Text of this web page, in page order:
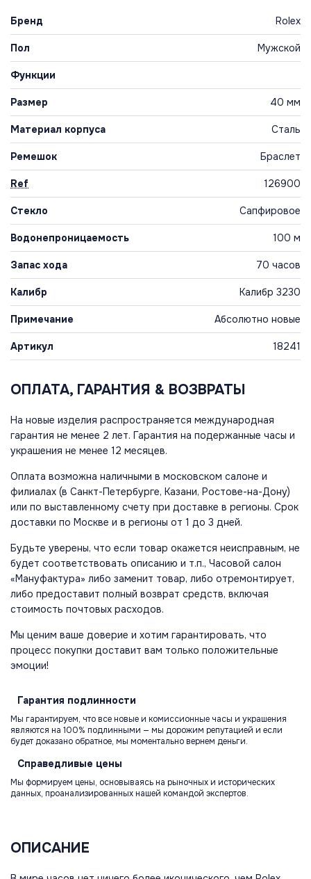
Бренд Rolex
Пол Мужской
Функции
Размер 40 мм
Материал корпуса Сталь
Ремешок Браслет
Ref 126900
Стекло Сапфировое
Водонепроницаемость 100 м
Запас хода 70 часов
Калибр Калибр 3230
Примечание Абсолютно новые
Артикул 18241
ОПЛАТА, ГАРАНТИЯ & ВОЗВРАТЫ
На новые изделия распространяется международная
гарантия не менее 2 лет. Гарантия на подержанные часы и
украшения не менее 12 месяцев.
Оплата возможна наличными в московском салоне и
филиалах (в Санкт-Петербурге, Казани, Ростове-на-Дону)
или по выставленному счету при доставке в регионы. Срок
доставки по Москве и в регионы от 1 до 3 дней.
Будьте уверены, что если товар окажется неисправным, не
будет соответствовать описанию и т.п., Часовой салон
«Мануфактура» либо заменит товар, либо отремонтирует,
либо предоставит полный возврат средств, включая
стоимость почтовых расходов.
Мы ценим ваше доверие и хотим гарантировать, что
процесс покупки доставит вам только положительные
эмоции!
Гарантия подлинности
Мы гарантируем, что все новые и комиссионные часы и украшения
являются на 100% подлинными — мы дорожим репутацией и если
будет доказано обратное, мы моментально вернем деньги.
Справедливые цены
Мы формируем цены, основываясь на рыночных и исторических
данных, проанализированных нашей командой экспертов.
ОПИСАНИЕ